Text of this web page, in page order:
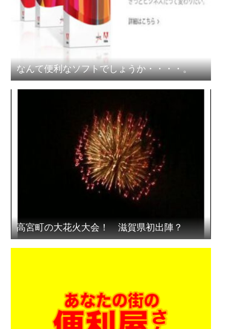
なんて便利なソフトでしょうか・・・・。
高宮町の大花火大会！ 滋賀県初出陣？